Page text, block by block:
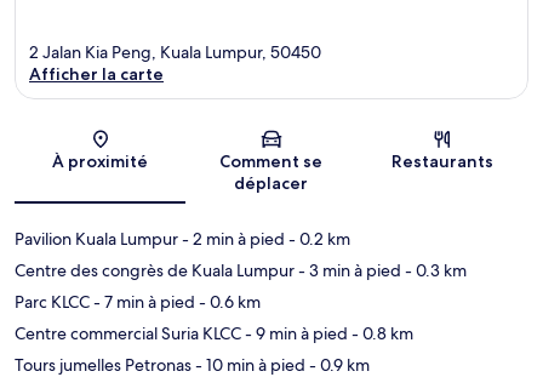
Carte
2 Jalan Kia Peng, Kuala Lumpur, 50450
Afficher la carte
À proximité
Comment se
déplacer
Restaurants
Pavilion Kuala Lumpur- 2 min à pied - 0.2 km
Centre des congrès de Kuala Lumpur- 3 min à pied - 0.3 km
Parc KLCC- 7 min à pied - 0.6 km
Centre commercial Suria KLCC- 9 min à pied - 0.8 km
Tours jumelles Petronas- 10 min à pied - 0.9 km